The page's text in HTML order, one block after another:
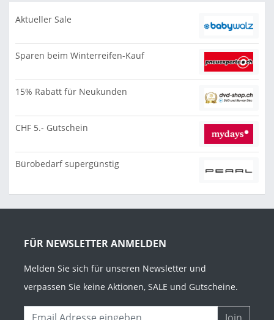
Aktueller Sale
Sparen beim Winterreifen-Kauf
15% Rabatt für Neukunden
CHF 5.- Gutschein
Bürobedarf supergünstig
FÜR NEWSLETTER ANMELDEN
Melden Sie sich für unseren Newsletter und
verpassen Sie keine Aktionen, SALE und Gutscheine.